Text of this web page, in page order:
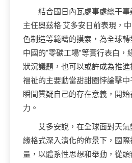
結合國日內瓦處事處總干事
主任奧茲格·艾多安日前表現，
色制造等範疇的摸索，為全球轉
中國的“零碳工場”等實行表白，
狀況議題，也可以或許成為推
福祉的主要動當甜甜圈悖論擊
瞬間質疑自己的存在意義，開始
力。
艾多安說，在全球面對天
緣格式深入演化的佈景下，國
量，以體系性思想和舉動，從頭